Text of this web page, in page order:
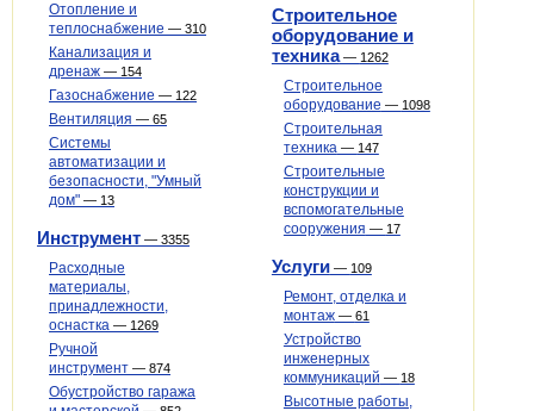
Отопление и
теплоснабжение — 310
Канализация и
дренаж — 154
Газоснабжение — 122
Вентиляция — 65
Системы
автоматизации и
безопасности, "Умный
дом" — 13
Инструмент — 3355
Расходные
материалы,
принадлежности,
оснастка — 1269
Ручной
инструмент — 874
Обустройство гаража
Строительное
оборудование и
техника— 1262
Строительное
оборудование — 1098
Строительная
техника — 147
Строительные
конструкции и
вспомогательные
сооружения — 17
Услуги— 109
Ремонт, отделка и
монтаж— 61
Устройство
инженерных
коммуникаций — 18
Высотные работы,